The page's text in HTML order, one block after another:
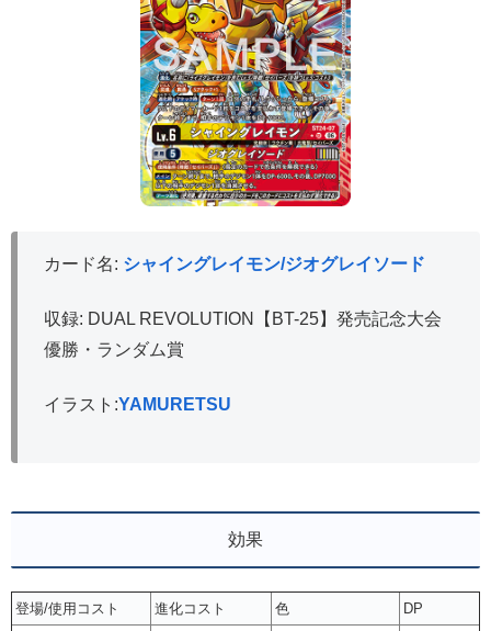
カード名: シャイングレイモン/ジオグレイソード
収録: DUAL REVOLUTION【BT-25】発売記念大会
優勝・ランダム賞
イラスト:YAMURETSU
効果
登場/使用コスト 進化コスト 色
DP